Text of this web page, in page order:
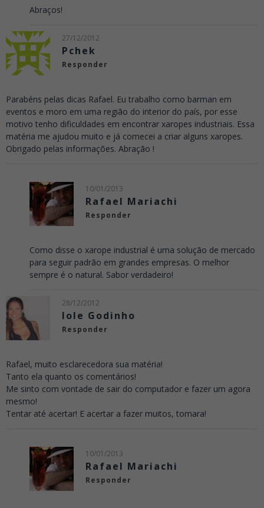
Abraços!
27/12/2012
Pchek
Responder
Parabéns pelas dicas Rafael. Eu trabalho como barman em
eventos e moro em uma região do interior do país, por esse
motivo tenho dificuldades em encontrar xaropes industriais. Essa
matéria me ajudou muito e já comecei a criar alguns xaropes.
Obrigado pelas informações. Abração !
10/01/2013
Rafael Mariachi
Responder
Como disse o xarope industrial é uma solução de mercado
para seguir padrão em grandes empresas. O melhor
sempre é o natural. Sabor verdadeiro!
28/12/2012
Iole Godinho
Responder
Rafael, muito esclarecedora sua matéria!
Tanto ela quanto os comentários!
Me sinto com vontade de sair do computador e fazer um agora
mesmo!
Tentar até acertar! E acertar a fazer muitos, tomara!
10/01/2013
Rafael Mariachi
Responder